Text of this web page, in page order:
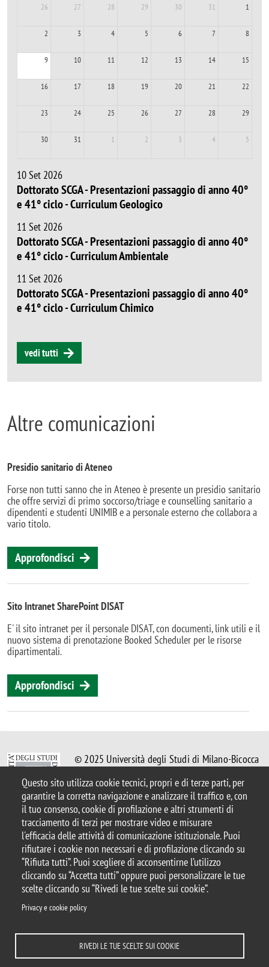
Questo sito utilizza cookie tecnici, propri e di terze parti, per
garantire la corretta navigazione e analizzare il traffico e, con
il tuo consenso, cookie di profilazione e altri strumenti di
tracciamento di terzi per mostrare video e misurare
l'efficacia delle attività di comunicazione istituzionale. Puoi
rifiutare i cookie non necessari e di profilazione cliccando su
“Rifiuta tutti”. Puoi scegliere di acconsentirne l’utilizzo
cliccando su “Accetta tutti” oppure puoi personalizzare le tue
scelte cliccando su “Rivedi le tue scelte sui cookie”.
Privacy e cookie policy
RIVEDI LE TUE SCELTE SUI COOKIE
26 27 28 29 30 31 1
2 3 4 5 6 7 8
9 10 11 12 13 14 15
16 17 18 19 20 21 22
23 24 25 26 27 28 29
30 31 1 2 3 4 5
10 Set 2026
Dottorato SCGA - Presentazioni passaggio di anno 40°
e 41° ciclo - Curriculum Geologico
11 Set 2026
Dottorato SCGA - Presentazioni passaggio di anno 40°
e 41° ciclo - Curriculum Ambientale
11 Set 2026
Dottorato SCGA - Presentazioni passaggio di anno 40°
e 41° ciclo - Curriculum Chimico
vedi tutti
Altre comunicazioni
Presidio sanitario di Ateneo
Forse non tutti sanno che in Ateneo è presente un presidio sanitario
che offre servizi di primo soccorso/triage e counselling sanitario a
dipendenti e studenti UNIMIB e a personale esterno che collabora a
vario titolo.
Approfondisci
Sito Intranet SharePoint DISAT
E' il sito intranet per il personale DISAT, con documenti, link utili e il
nuovo sistema di prenotazione Booked Scheduler per le risorse
dipartimentali.
Approfondisci
© 2025 Università degli Studi di Milano-Bicocca
Casella PEC:ateneo.bicocca@pec.unimib.it
P.I. 12621570154 |
redazioneweb.disat@unimib.it
Note legali Privacy e cookie policy Amministrazione trasparente
Dichiarazione di accessibilità
Accessibilità Statistiche di accesso
Rivedi le tue scelte sui cookie